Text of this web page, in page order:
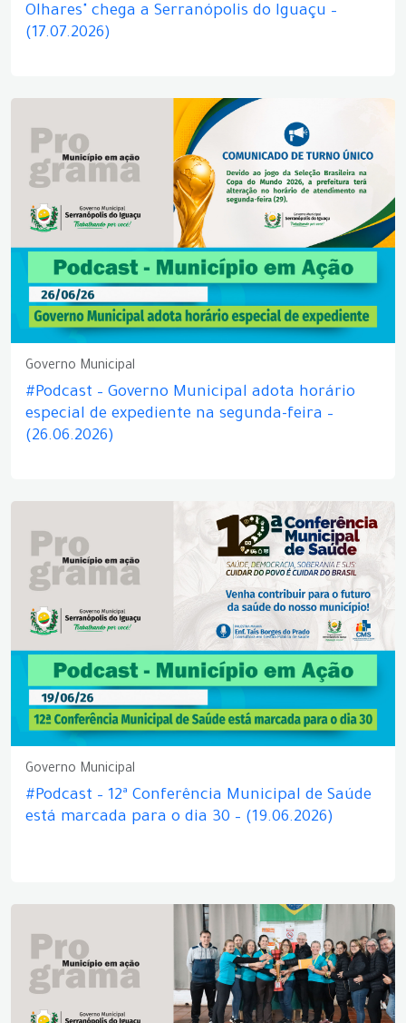
Olhares" chega a Serranópolis do Iguaçu –
(17.07.2026)
Governo Municipal
#Podcast – Governo Municipal adota horário
especial de expediente na segunda-feira –
(26.06.2026)
Governo Municipal
#Podcast – 12ª Conferência Municipal de Saúde
está marcada para o dia 30 – (19.06.2026)